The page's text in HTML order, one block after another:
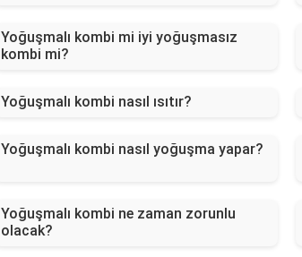
Yoğuşmalı kombi mi iyi yoğuşmasız
kombi mi?
Yoğuşmalı kombi nasıl ısıtır?
Yoğuşmalı kombi nasıl yoğuşma yapar?
Yoğuşmalı kombi ne zaman zorunlu
olacak?